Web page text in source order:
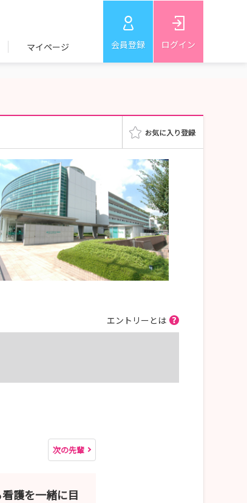
マイページ 会員登録 ログイン
エントリーとは
次の先輩
護を一緒に目